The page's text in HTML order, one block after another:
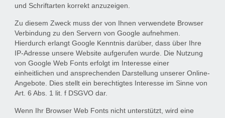
und Schriftarten korrekt anzuzeigen.
Zu diesem Zweck muss der von Ihnen verwendete Browser
Verbindung zu den Servern von Google aufnehmen.
Hierdurch erlangt Google Kenntnis darüber, dass über Ihre
IP-Adresse unsere Website aufgerufen wurde. Die Nutzung
von Google Web Fonts erfolgt im Interesse einer
einheitlichen und ansprechenden Darstellung unserer Online-
Angebote. Dies stellt ein berechtigtes Interesse im Sinne von
Art. 6 Abs. 1 lit. f DSGVO dar.
Wenn Ihr Browser Web Fonts nicht unterstützt, wird eine